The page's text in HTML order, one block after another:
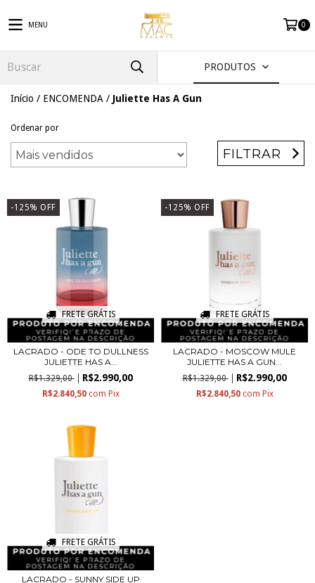
MENU 0
PRODUTOS
Início / ENCOMENDA / Juliette Has A Gun
Ordenar por
FILTRAR
-125% OFF
FRETE GRÁTIS
LACRADO - ODE TO DULLNESS
JULIETTE HAS A...
R$1.329,00 R$2.990,00
R$2.840,50 com Pix
-125% OFF
FRETE GRÁTIS
LACRADO - MOSCOW MULE
JULIETTE HAS A GUN...
R$1.329,00 R$2.990,00
R$2.840,50 com Pix
FRETE GRÁTIS
LACRADO - SUNNY SIDE UP